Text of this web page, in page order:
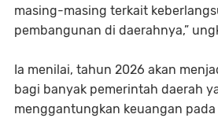
masing-masing terkait
pembangunan di daerahnya,”
Ia menilai, tahun 2026 akan
bagi banyak pemerintah daerah
menggantungkan keuangan